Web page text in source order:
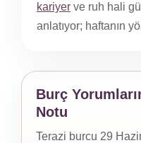
kariyer ve ruh hali
anlatıyor; haftanın
Burç
Notu
Terazi burcu 29